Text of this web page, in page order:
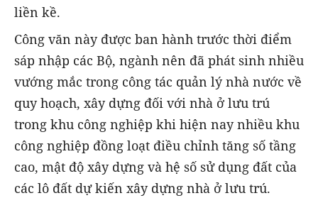
liền kề.
Công văn này được ban hành trước thời điểm
sáp nhập các Bộ, ngành nên đã phát sinh nhiều
vướng mắc trong công tác quản lý nhà nước về
quy hoạch, xây dựng đối với nhà ở lưu trú
trong khu công nghiệp khi hiện nay nhiều khu
công nghiệp đồng loạt điều chỉnh tăng số tầng
cao, mật độ xây dựng và hệ số sử dụng đất của
các lô đất dự kiến xây dựng nhà ở lưu trú.